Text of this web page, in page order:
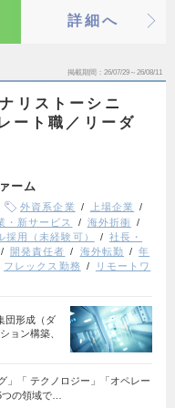
詳細へ
掲載期間 26/07/29～26/08/11
リストーシニ
ート職／リーダ
ーム
外資系企業
上場企業
・新サービス
海外折衝
採用（未経験可）
社長・
開発責任者 海外転勤
年
フレックス勤務
リモートワ
団形成（ダ
ョン構築、
」「 テクノロジー」「オペレー
の領域で…